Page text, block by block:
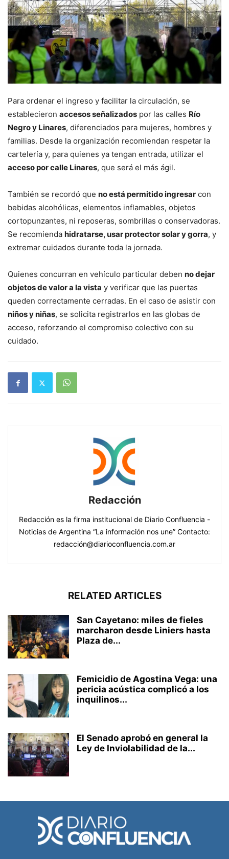
Para ordenar el ingreso y facilitar la circulación, se
establecieron accesos señalizados por las calles Río
Negro y Linares, diferenciados para mujeres, hombres y
familias. Desde la organización recomiendan respetar la
cartelería y, para quienes ya tengan entrada, utilizar el
acceso por calle Linares, que será el más ágil.
También se recordó que no está permitido ingresar con
bebidas alcohólicas, elementos inflamables, objetos
cortopunzantes, ni reposeras, sombrillas o conservadoras.
Se recomienda hidratarse, usar protector solar y gorra, y
extremar cuidados durante toda la jornada.
Quienes concurran en vehículo particular deben no dejar
objetos de valor a la vista y verificar que las puertas
queden correctamente cerradas. En el caso de asistir con
niños y niñas, se solicita registrarlos en las globas de
acceso, reforzando el compromiso colectivo con su
cuidado.
Redacción
Redacción es la firma institucional de Diario Confluencia -
Noticias de Argentina “La información nos une” Contacto:
redacción@diarioconfluencia.com.ar
RELATED ARTICLES
San Cayetano: miles de fieles
marcharon desde Liniers hasta
Plaza de...
Femicidio de Agostina Vega: una
pericia acústica complicó a los
inquilinos...
El Senado aprobó en general la
Ley de Inviolabilidad de la...